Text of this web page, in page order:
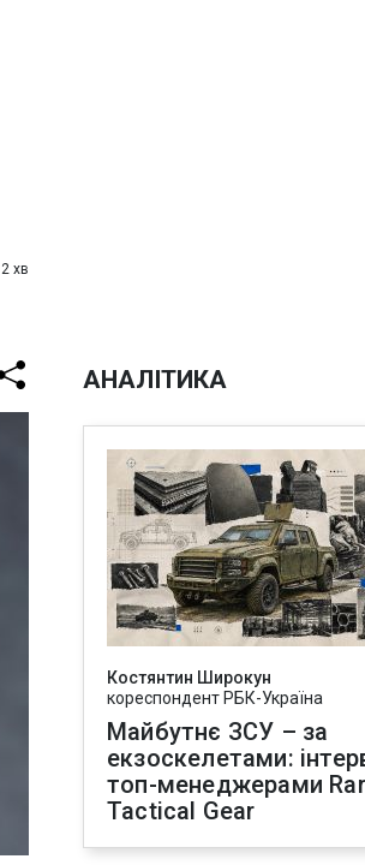
2 хв
АНАЛІТИКА
Костянтин Широкун
кореспондент РБК-Україна
Майбутнє ЗСУ – за
екзоскелетами:
топ-менеджерами
Tactical Gear